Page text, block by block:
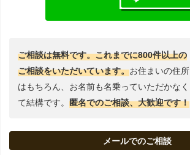
ご相談は無料です。これまでに800件以上の
ご相談をいただいています。お住まいの住所
はもちろん、お名前も名乗っていただかなく
て結構です。 匿名でのご相談、大歓迎です！
メールでのご相談